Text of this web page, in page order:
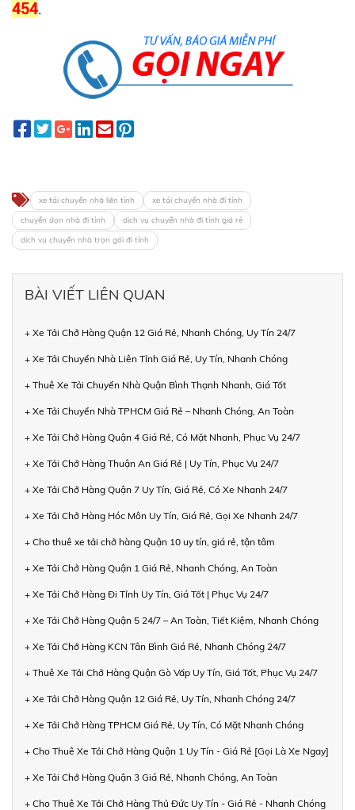
454.
xe tải chuyển nhà liên tỉnh
xe tải chuyển nhà đi tỉnh
chuyển dọn nhà đi tỉnh
dịch vụ chuyển nhà đi tỉnh giá rẻ
dịch vụ chuyển nhà trọn gói đi tỉnh
BÀI VIẾT LIÊN QUAN
+ Xe Tải Chở Hàng Quận 12 Giá Rẻ, Nhanh Chóng, Uy Tín 24/7
+ Xe Tải Chuyển Nhà Liên Tỉnh Giá Rẻ, Uy Tín, Nhanh Chóng
+ Thuê Xe Tải Chuyển Nhà Quận Bình Thạnh Nhanh, Giá Tốt
+ Xe Tải Chuyển Nhà TPHCM Giá Rẻ – Nhanh Chóng, An Toàn
+ Xe Tải Chở Hàng Quận 4 Giá Rẻ, Có Mặt Nhanh, Phục Vụ 24/7
+ Xe Tải Chở Hàng Thuận An Giá Rẻ | Uy Tín, Phục Vụ 24/7
+ Xe Tải Chở Hàng Quận 7 Uy Tín, Giá Rẻ, Có Xe Nhanh 24/7
+ Xe Tải Chở Hàng Hóc Môn Uy Tín, Giá Rẻ, Gọi Xe Nhanh 24/7
+ Cho thuê xe tải chở hàng Quận 10 uy tín, giá rẻ, tận tâm
+ Xe Tải Chở Hàng Quận 1 Giá Rẻ, Nhanh Chóng, An Toàn
+ Xe Tải Chở Hàng Đi Tỉnh Uy Tín, Giá Tốt | Phục Vụ 24/7
+ Xe Tải Chở Hàng Quận 5 24/7 – An Toàn, Tiết Kiệm, Nhanh Chóng
+ Xe Tải Chở Hàng KCN Tân Bình Giá Rẻ, Nhanh Chóng 24/7
+ Thuê Xe Tải Chở Hàng Quận Gò Vấp Uy Tín, Giá Tốt, Phục Vụ 24/7
+ Xe Tải Chở Hàng Quận 12 Giá Rẻ, Uy Tín, Nhanh Chóng 24/7
+ Xe Tải Chở Hàng TPHCM Giá Rẻ, Uy Tín, Có Mặt Nhanh Chóng
+ Cho Thuê Xe Tải Chở Hàng Quận 1 Uy Tín - Giá Rẻ [Gọi Là Xe Ngay]
+ Xe Tải Chở Hàng Quận 3 Giá Rẻ, Nhanh Chóng, An Toàn
+ Cho Thuê Xe Tải Chở Hàng Thủ Đức Uy Tín - Giá Rẻ - Nhanh Chóng